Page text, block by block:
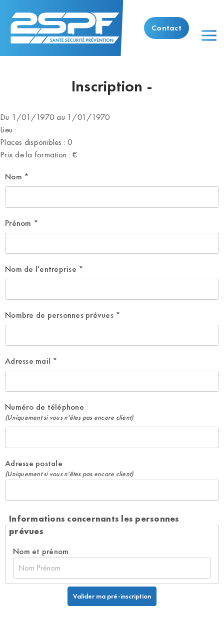
Contact
Inscription -
Du 1/01/1970 au 1/01/1970
Lieu :
Places disponibles : 0
Prix de la formation : €
Nom *
Prénom *
Nom de l'entreprise *
Nombre de personnes prévues*
Adresse mail *
Numéro de téléphone
(Uniquement si vous n'êtes pas encore client)
Adresse postale
(Uniquement si vous n'êtes pas encore client)
Informations concernants les personnes
prévues
Nom et prénom